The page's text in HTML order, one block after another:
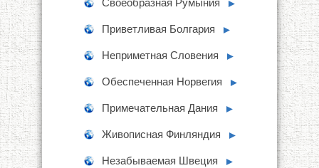
Своеобразная Румыния ►
Приветливая Болгария ►
Неприметная Словения ►
Обеспеченная Норвегия ►
Примечательная Дания ►
Живописная Финляндия ►
Незабываемая Швеция ►